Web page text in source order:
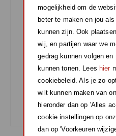
mogelijkheid om de
beter te maken en jou
kunnen zijn. Ook
wij, en partijen waar we
gedrag kunnen volgen
kunnen tonen. Lees hier
cookiebeleid. Als je zo
wilt kunnen maken van
hieronder dan op 'Alles
cookie instellingen op
dan op 'Voorkeuren